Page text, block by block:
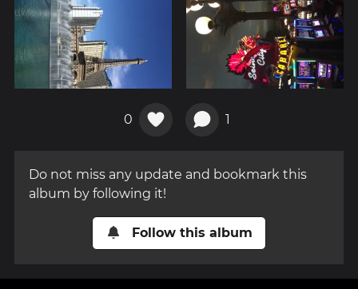
0 1
Do not miss any update and bookmark this
album by following it!
Follow this album